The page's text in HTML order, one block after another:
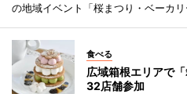
の地域イベント「桜まつり・ベーカリ
食べる
広域箱根エリアで
32店舗参加